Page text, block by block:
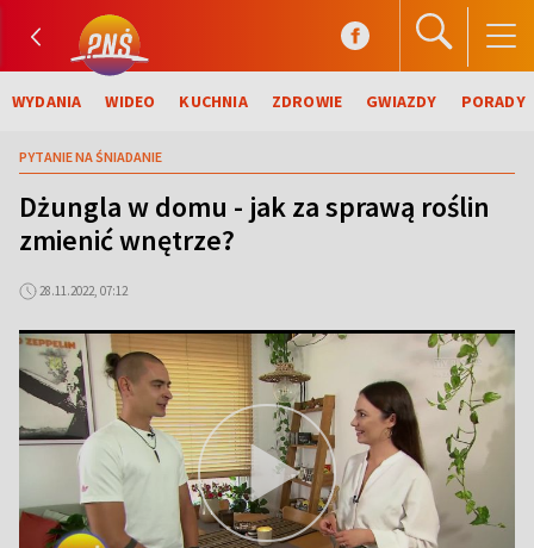
WYDANIA WIDEO KUCHNIA ZDROWIE GWIAZDY PORADY
PYTANIE NA ŚNIADANIE
Dżungla w domu - jak za sprawą roślin
zmienić wnętrze?
28.11.2022, 07:12